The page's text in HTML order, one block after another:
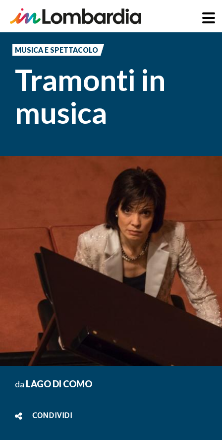
principale
MUSICA E SPETTACOLO
Tramonti in
musica
da LAGO DI COMO
CONDIVIDI